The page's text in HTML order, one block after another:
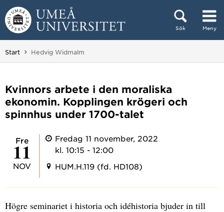
Hoppa direkt till innehållet
Sök Meny
Huvudmenyn dold.
Start Du är här:
Hedvig Widmalm
Kvinnors arbete i den moraliska
ekonomin. Kopplingen krögeri och
spinnhus under 1700-talet
fre
11
NOV
Fredag 11 november, 2022
kl. 10:15 - 12:00
HUM.H.119 (fd. HD108)
Högre seminariet i historia och idéhistoria bjuder in till